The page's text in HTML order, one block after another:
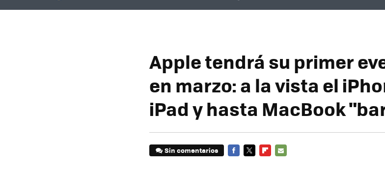
Apple tendrá su primer
en marzo: a la vista el
iPad y hasta MacBook
Sin comentarios